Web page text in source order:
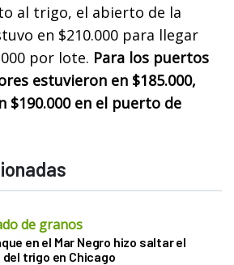
al trigo, el abierto de la
en $210.000 para llegar
por lote. Para los puertos
estuvieron en $185.000,
$190.000 en el puerto de
de granos
en el Mar Negro hizo saltar el
trigo en Chicago